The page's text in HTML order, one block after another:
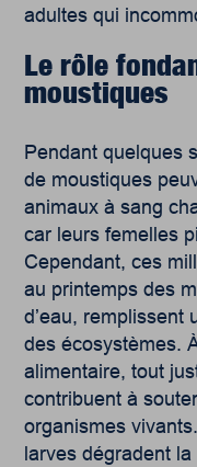
adultes qui
Le rôle
moustiques
Pendant quelques
de moustiques
animaux à sang
car leurs femelles
Cependant, ces
au printemps des
d’eau, remplissent
des écosystèmes.
alimentaire, tout
contribuent à
organismes
larves dégradent